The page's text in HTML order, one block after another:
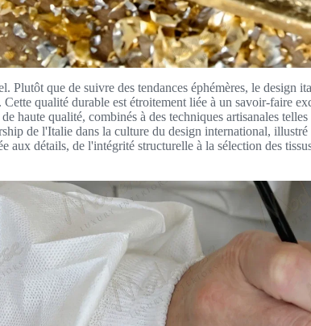
que de suivre des tendances éphémères, le design
qualité durable est étroitement liée à un savoir-faire
haute qualité, combinés à des techniques artisanales
de l'Italie dans la culture du design international,
détails, de l'intégrité structurelle à la sélection des